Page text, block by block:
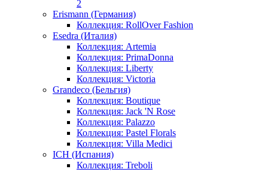
2
Erismann (Германия)
Коллекция: RollOver Fashion
Esedra (Италия)
Коллекция: Artemia
Коллекция: PrimaDonna
Коллекция: Liberty
Коллекция: Victoria
Grandeco (Бельгия)
Коллекция: Boutique
Коллекция: Jack 'N Rose
Коллекция: Palazzo
Коллекция: Pastel Florals
Коллекция: Villa Medici
ICH (Испания)
Коллекция: Treboli